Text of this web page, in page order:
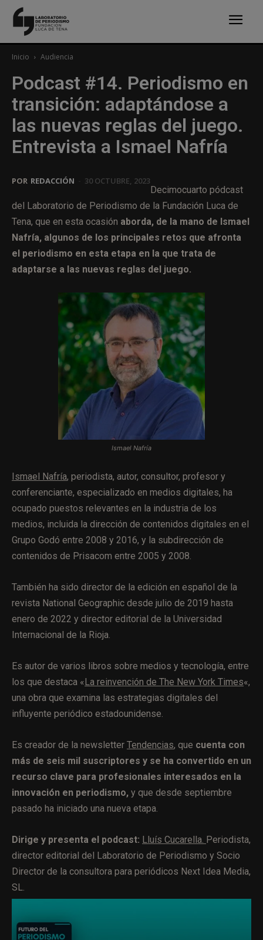
Inicio Audiencia
Podcast #14. Periodismo en
transición: adaptándose a
las nuevas reglas del juego.
Entrevista a Ismael Nafría
POR REDACCIÓN 30 OCTUBRE, 2023
Decimocuarto pódcast
del Laboratorio de Periodismo de la Fundación Luca de
Tena, que en esta ocasión aborda, de la mano de Ismael
Nafría, algunos de los principales retos que afronta
el periodismo en esta etapa en la que trata de
adaptarse a las nuevas reglas del juego.
Ismael Nafría
Ismael Nafría, periodista, autor, consultor, profesor y
conferenciante, especializado en medios digitales, ha
ocupado puestos relevantes en la industria de los
medios, incluida la dirección de contenidos digitales en el
Grupo Godó entre 2008 y 2016, y la subdirección de
contenidos de Prisacom entre 2005 y 2008.
También ha sido director de la edición en español de la
revista National Geographic desde julio de 2019 hasta
enero de 2022 y director editorial de la Universidad
Internacional de la Rioja.
Es autor de varios libros sobre medios y tecnología, entre
los que destaca «La reinvención de The New York Times«,
una obra que examina las estrategias digitales del
influyente periódico estadounidense.
Es creador de la newsletter Tendencias, que cuenta con
más de seis mil suscriptores y se ha convertido en un
recurso clave para profesionales interesados en la
innovación en periodismo, y que desde septiembre
pasado ha iniciado una nueva etapa.
Dirige y presenta el podcast: Lluís Cucarella. Periodista,
director editorial del Laboratorio de Periodismo y Socio
Director de la consultora para periódicos Next Idea Media,
SL.